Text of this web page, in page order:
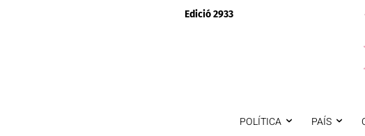
Edició 2933
POLÍTICA PAÍS